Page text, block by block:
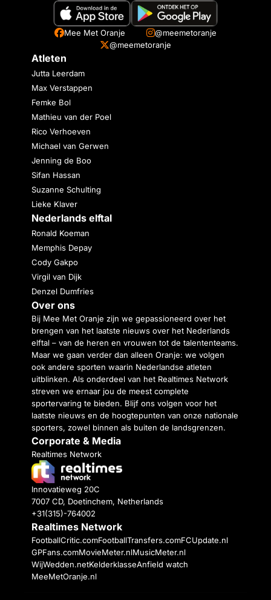
Mee Met Oranje
@meemetoranje
@meemetoranje
Atleten
Jutta Leerdam
Max Verstappen
Femke Bol
Mathieu van der Poel
Rico Verhoeven
Michael van Gerwen
Jenning de Boo
Sifan Hassan
Suzanne Schulting
Lieke Klaver
Nederlands elftal
Ronald Koeman
Memphis Depay
Cody Gakpo
Virgil van Dijk
Denzel Dumfries
Over ons
Bij Mee Met Oranje zijn we gepassioneerd over het
brengen van het laatste nieuws over het Nederlands
elftal – van de heren en vrouwen tot de talententeams.
Maar we gaan verder dan alleen Oranje: we volgen
ook andere sporten waarin Nederlandse atleten
uitblinken. Als onderdeel van het Realtimes Network
streven we ernaar jou de meest complete
sportervaring te bieden. Blijf ons volgen voor het
laatste nieuws en de hoogtepunten van onze nationale
sporters, zowel binnen als buiten de landsgrenzen.
Corporate & Media
Realtimes Network
Innovatieweg 20C
7007 CD, Doetinchem, Netherlands
+31(315)-764002
Realtimes Network
FootballCritic.comFootballTransfers.comFCUpdate.nl
GPFans.comMovieMeter.nlMusicMeter.nl
WijWedden.netKelderklasseAnfield watch
MeeMetOranje.nl